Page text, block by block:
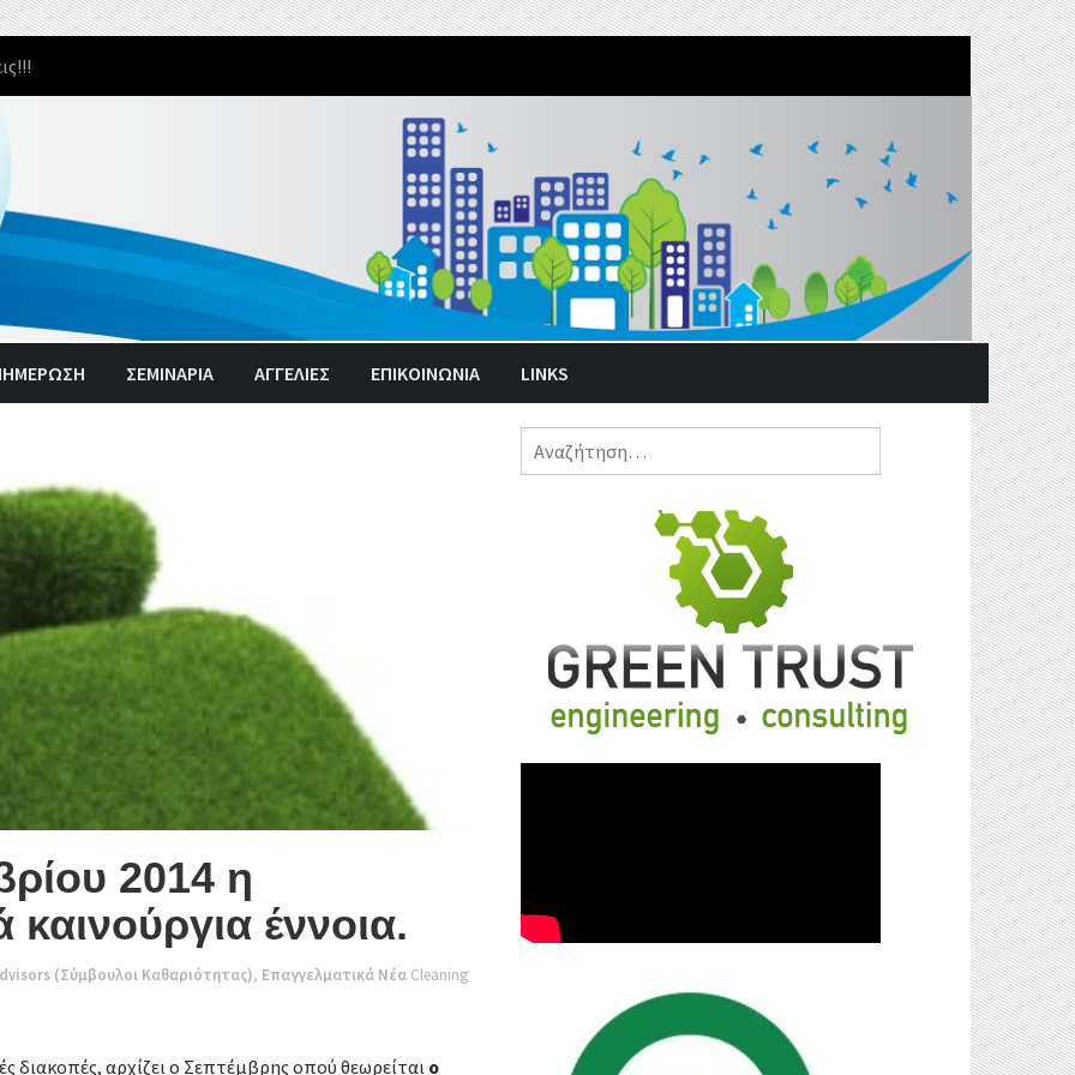
στην ‘’μεταπανδημική’’ εποχή.
ΣΕΜΙΝΑΡΙΑ ΑΓΓΕΛΊΕΣ ΕΠΙΚΟΙΝΩΝΙΑ LINKS
2014 η
έννοια.
(Σύμβουλοι Καθαριότητας), Επαγγελματικά Νέα Cleaning
διακοπές, αρχίζει ο Σεπτέμβρης οπού θεωρείται ο
Αναζήτηση
για: